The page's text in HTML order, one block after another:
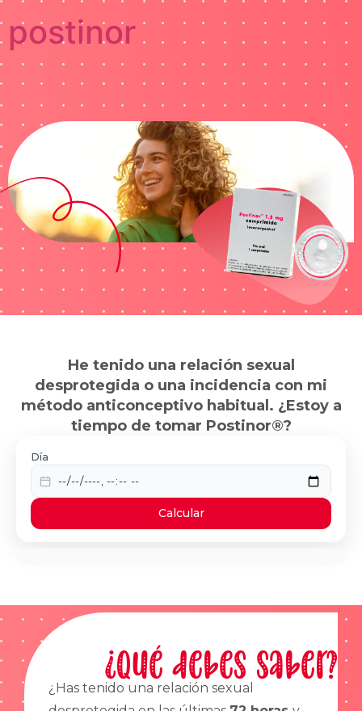
postinor
He tenido una relación sexual
desprotegida o una incidencia con mi
método anticonceptivo habitual. ¿Estoy a
tiempo de tomar Postinor®?
Día
Calcular
¿Qué debes saber?
¿Has tenido una relación sexual